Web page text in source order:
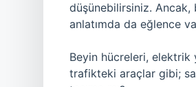
düşünebilirsiniz. Ancak,
anlatımda da eğlence
Beyin hücreleri, elektrik
trafikteki araçlar gibi;